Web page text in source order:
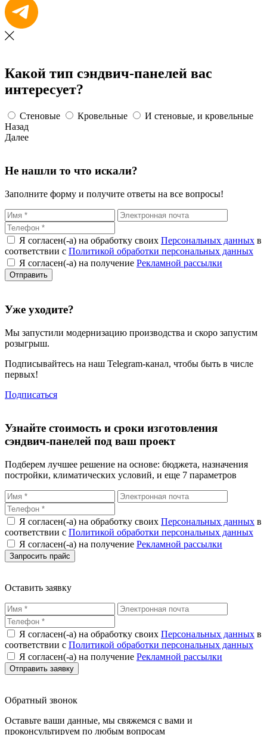
Какой тип сэндвич-панелей вас
интересует?
Стеновые Кровельные
И стеновые, и кровельные
Назад
Далее
Не нашли то что искали?
Заполните форму и получите ответы на все вопросы!
Я согласен(-а) на обработку своих Персональных данных в
соответствии с Политикой обработки персональных данных
Я согласен(-а) на получение Рекламной рассылки
Уже уходите?
Мы запустили модернизацию производства и скоро запустим
розыгрыш.
Подписывайтесь на наш Telegram-канал, чтобы быть в числе
первых!
Подписаться
Узнайте стоимость и сроки изготовления
сэндвич-панелей под ваш проект
Подберем лучшее решение на основе: бюджета, назначения
постройки, климатических условий, и еще 7 параметров
Я согласен(-а) на обработку своих Персональных данных в
соответствии с Политикой обработки персональных данных
Я согласен(-а) на получение Рекламной рассылки
Оставить заявку
Я согласен(-а) на обработку своих Персональных данных в
соответствии с Политикой обработки персональных данных
Я согласен(-а) на получение Рекламной рассылки
Обратный звонок
Оставьте ваши данные, мы свяжемся с вами и
проконсультируем по любым вопросам